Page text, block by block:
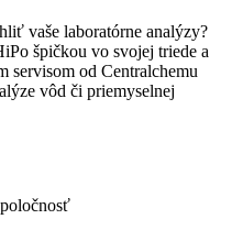
vaše laboratórne analýzy?
špičkou vo svojej triede a
servisom od Centralchemu
vôd či priemyselnej